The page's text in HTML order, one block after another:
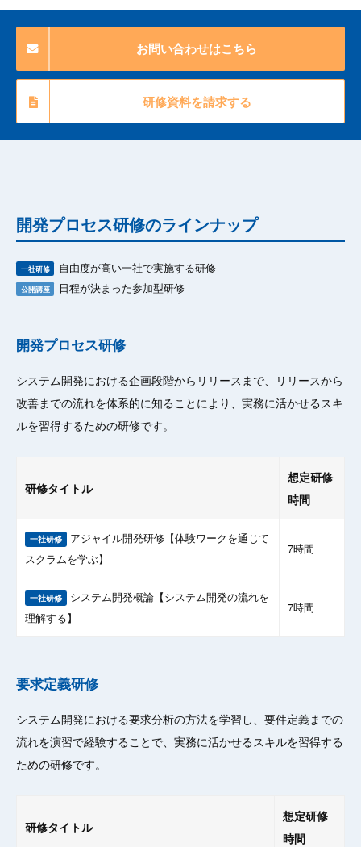
お問い合わせはこちら
研修資料を請求する
開発プロセス研修のラインナップ
一社研修 自由度が高い一社で実施する研修
公開講座 日程が決まった参加型研修
開発プロセス研修
システム開発における企画段階からリリースまで、リリースから
改善までの流れを体系的に知ることにより、実務に活かせるスキ
ルを習得するための研修です。
研修タイトル
想定研修
時間
一社研修 アジャイル開発研修【体験ワークを通じて
スクラムを学ぶ】
7時間
一社研修 システム開発概論【システム開発の流れを
理解する】
7時間
要求定義研修
システム開発における要求分析の方法を学習し、要件定義までの
流れを演習で経験することで、実務に活かせるスキルを習得する
ための研修です。
研修タイトル
想定研修
時間